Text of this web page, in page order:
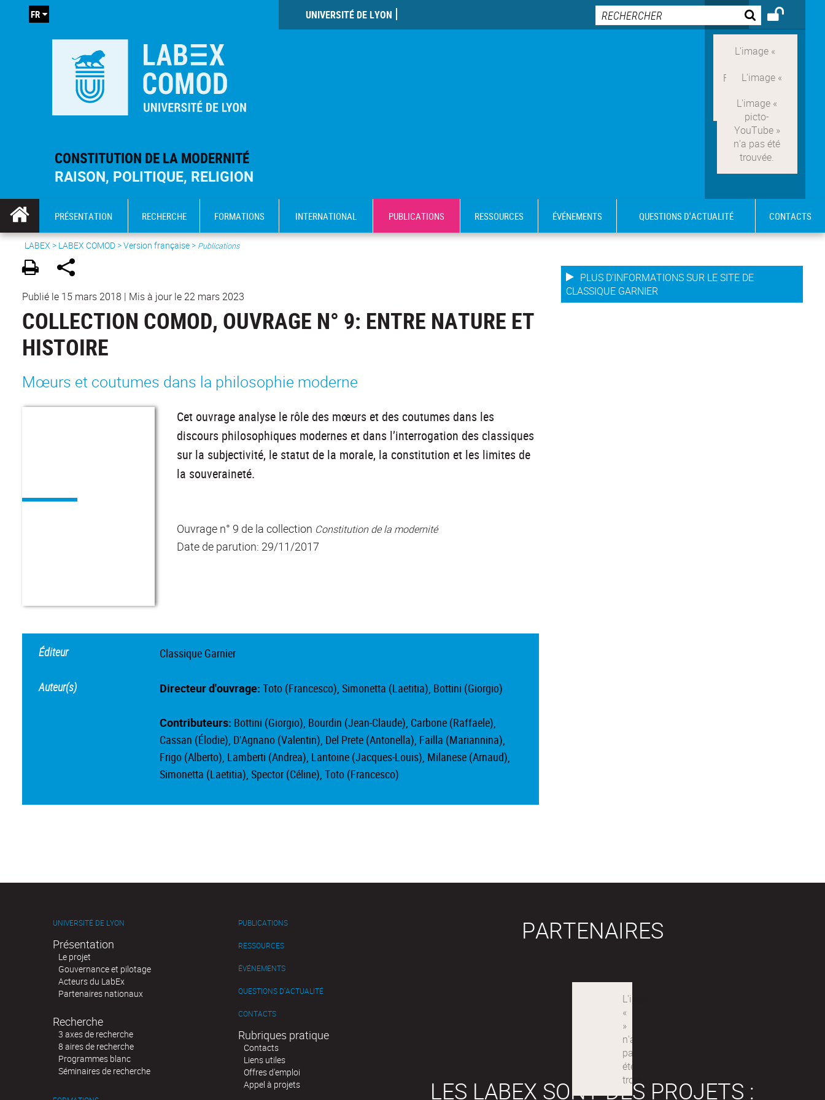
CONSTITUTION DE LA MODERNITÉ
RAISON, POLITIQUE, RELIGION
UNIVERSITÉ DE LYON
FR
PRÉSENTATION RECHERCHE FORMATIONS INTERNATIONAL PUBLICATIONS RESSOURCES ÉVÉNEMENTS QUESTIONS D'ACTUALITÉ CONTACTS
LABEX > LABEX COMOD>Version française> Publications
Publié le 15 mars 2018 | Mis à jour le 22 mars 2023
COLLECTION COMOD, OUVRAGE N° 9: ENTRE NATURE ET
HISTOIRE
Mœurs et coutumes dans la philosophie moderne
Cet ouvrage analyse le rôle des mœurs et des coutumes dans les
discours philosophiques modernes et dans l’interrogation des classiques
sur la subjectivité, le statut de la morale, la constitution et les limites de
la souveraineté.
Ouvrage n° 9 de la collection Constitution de la modernité
Date de parution: 29/11/2017
Éditeur Classique Garnier
Auteur(s) Directeur d'ouvrage: Toto (Francesco), Simonetta (Laetitia), Bottini (Giorgio)
Contributeurs: Bottini (Giorgio), Bourdin (Jean-Claude), Carbone (Raffaele),
Cassan (Élodie), D'Agnano (Valentin), Del Prete (Antonella), Failla (Mariannina),
Frigo (Alberto), Lamberti (Andrea), Lantoine (Jacques-Louis), Milanese (Arnaud),
Simonetta (Laetitia), Spector (Céline), Toto (Francesco)
PLUS D'INFORMATIONS SUR LE SITE DE
CLASSIQUE GARNIER
UNIVERSITÉ DE LYON
Présentation
Le projet
Gouvernance et pilotage
Acteurs du LabEx
Partenaires nationaux
Recherche
3 axes de recherche
8 aires de recherche
Programmes blanc
Séminaires de recherche
PUBLICATIONS
RESSOURCES
ÉVÉNEMENTS
QUESTIONS D'ACTUALITÉ
CONTACTS
Rubriques pratique
Contacts
Liens utiles
Offres d'emploi
Appel à projets
PARTENAIRES
LES LABEX SONT DES PROJETS :